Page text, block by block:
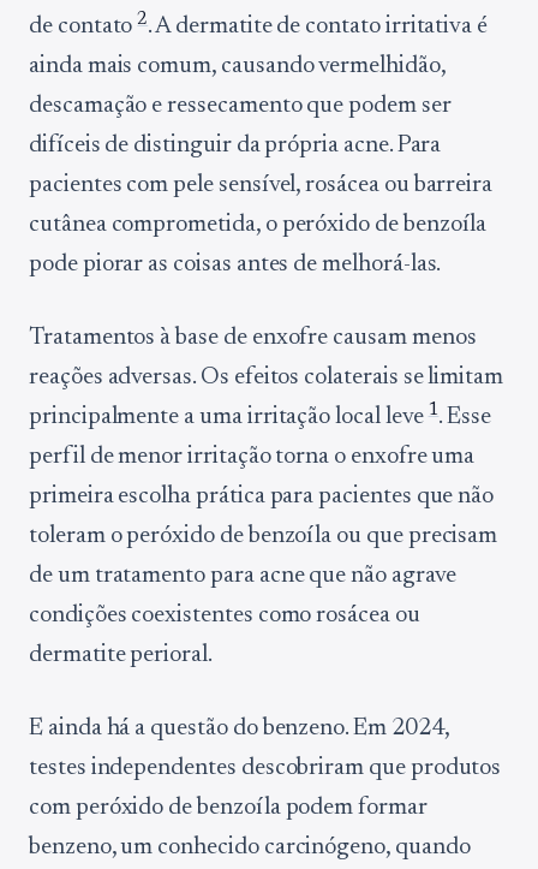
de contato2. A dermatite de contato irritativa é
ainda mais comum, causando vermelhidão,
descamação e ressecamento que podem ser
difíceis de distinguir da própria acne. Para
pacientes com pele sensível, rosácea ou barreira
cutânea comprometida, o peróxido de benzoíla
pode piorar as coisas antes de melhorá-las.
Tratamentos à base de enxofre causam menos
reações adversas. Os efeitos colaterais se limitam
principalmente a uma irritação local leve 1. Esse
perfil de menor irritação torna o enxofre uma
primeira escolha prática para pacientes que não
toleram o peróxido de benzoíla ou que precisam
de um tratamento para acne que não agrave
condições coexistentes como rosácea ou
dermatite perioral.
E ainda há a questão do benzeno. Em 2024,
testes independentes descobriram que produtos
com peróxido de benzoíla podem formar
benzeno, um conhecido carcinógeno, quando